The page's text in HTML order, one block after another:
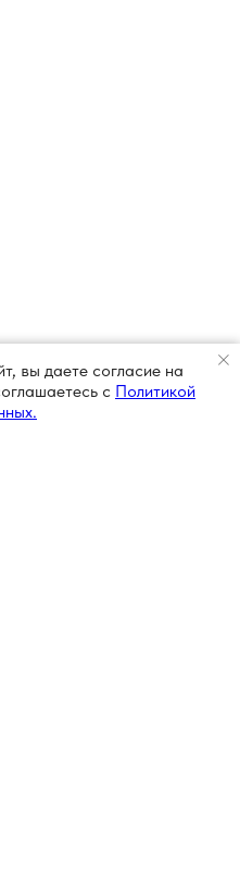
вы даете согласие на
с Политикой